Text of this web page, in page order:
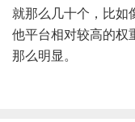
就那么几十个，比如
他平台相对较高的权
那么明显。